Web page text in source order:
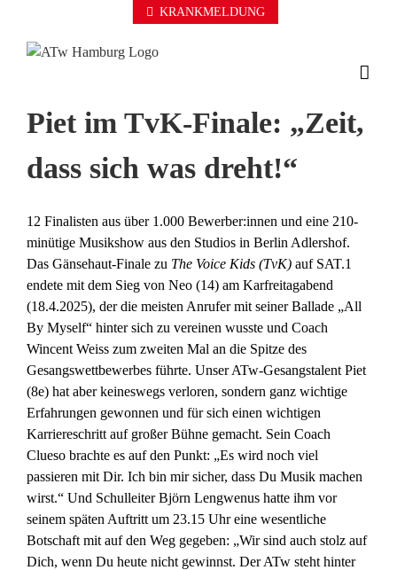
springen
KRANKMELDUNG
Piet im TvK-Finale: „Zeit,
dass sich was dreht!“
12 Finalisten aus über 1.000 Bewerber:innen und eine 210-
minütige Musikshow aus den Studios in Berlin Adlershof.
Das Gänsehaut-Finale zu The Voice Kids (TvK) auf SAT.1
endete mit dem Sieg von Neo (14) am Karfreitagabend
(18.4.2025), der die meisten Anrufer mit seiner Ballade „All
By Myself“ hinter sich zu vereinen wusste und Coach
Wincent Weiss zum zweiten Mal an die Spitze des
Gesangswettbewerbes führte. Unser ATw-Gesangstalent Piet
(8e) hat aber keineswegs verloren, sondern ganz wichtige
Erfahrungen gewonnen und für sich einen wichtigen
Karriereschritt auf großer Bühne gemacht. Sein Coach
Clueso brachte es auf den Punkt: „Es wird noch viel
passieren mit Dir. Ich bin mir sicher, dass Du Musik machen
wirst.“ Und Schulleiter Björn Lengwenus hatte ihm vor
seinem späten Auftritt um 23.15 Uhr eine wesentliche
Botschaft mit auf den Weg gegeben: „Wir sind auch stolz auf
Dich, wenn Du heute nicht gewinnst. Der ATw steht hinter